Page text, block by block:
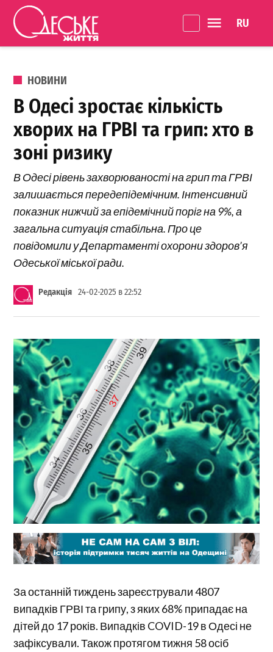
Перейти до вмісту
Життя
ОПУБЛІКОВАНО В
НОВИНИ
В Одесі зростає кількість
хворих на ГРВІ та грип: хто в
зоні ризику
В Одесі рівень захворюваності на грип та ГРВІ
залишається передепідемічним. Інтенсивний
показник нижчий за епідемічний поріг на 9%, а
загальна ситуація стабільна. Про це
повідомили у Департаменті охорони здоров’я
Одеської міської ради.
Редакція 24-02-2025 в 22:52
За останній тиждень зареєстрували 4807
випадків ГРВІ та грипу, з яких 68% припадає на
дітей до 17 років. Випадків COVID-19 в Одесі не
зафіксували. Також протягом тижня 58 осіб